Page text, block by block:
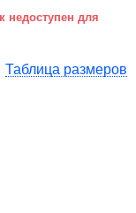
недоступен для
Таблица размеров